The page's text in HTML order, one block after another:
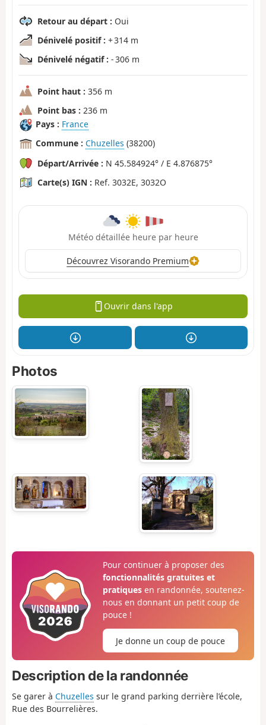
Retour au départ : Oui
Dénivelé positif : + 314 m
Dénivelé négatif : - 306 m
Point haut : 356 m
Point bas : 236 m
Pays : France
Commune : Chuzelles (38200)
Départ/Arrivée : N 45.584924° / E 4.876875°
Carte(s) IGN : Ref. 3032E, 3032O
Météo détaillée heure par heure
Découvrez Visorando Premium
Ouvrir dans l'app
Photos
Pour continuer à proposer des
fonctionnalités gratuites et
pratiquesen randonnée, soutenez-
nous en donnant un petit coup de
pouce !
Je donne un coup de pouce
Description de la randonnée
Se garer à Chuzelles sur le grand parking derrière l’école,
Rue des Bourrelières.